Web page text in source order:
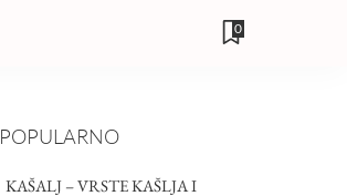
0
POPULARNO
KAŠALJ – VRSTE KAŠLJA I